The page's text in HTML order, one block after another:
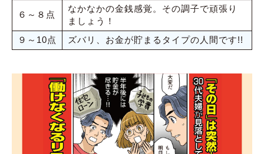
６～８点
なかなかの金銭感覚。その調子で頑張り
ましょう！
９～10点
ズバリ、お金が貯まるタイプの人間です!!